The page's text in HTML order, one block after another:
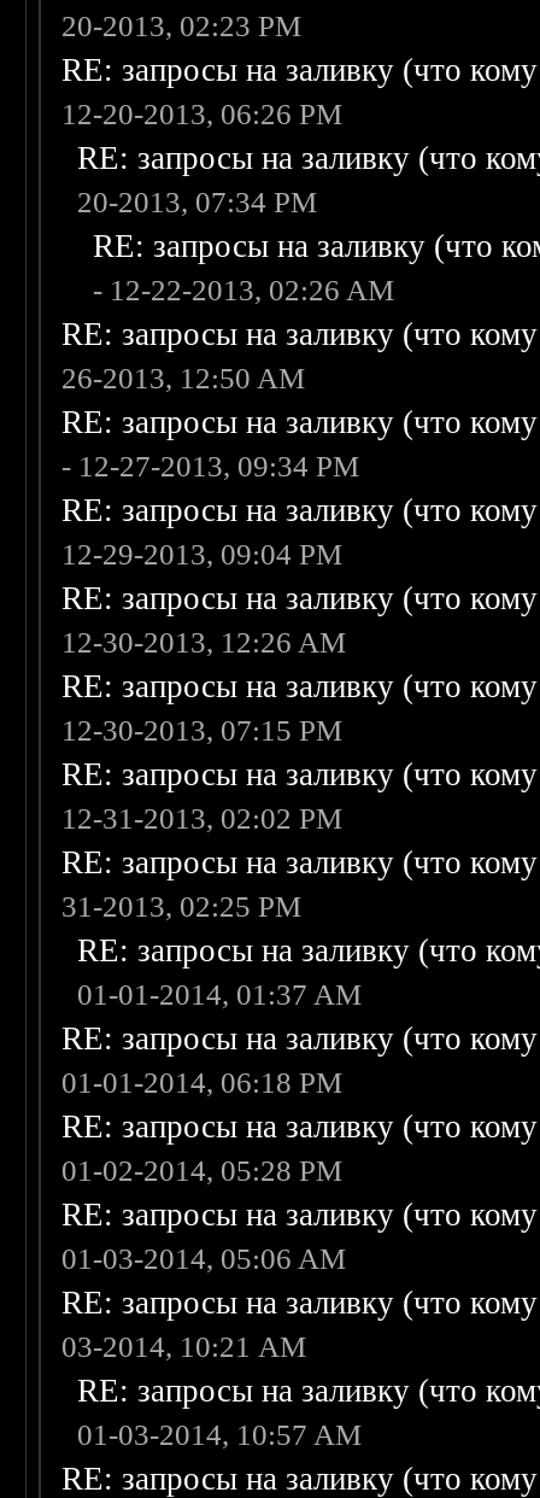
20-2013, 02:23 PM
RE: запросы на заливку (что
12-20-2013, 06:26 PM
RE: запросы на заливку (что
20-2013, 07:34 PM
RE: запросы на заливку (что
- 12-22-2013, 02:26 AM
RE: запросы на заливку (что
26-2013, 12:50 AM
RE: запросы на заливку (что
- 12-27-2013, 09:34 PM
RE: запросы на заливку (что
12-29-2013, 09:04 PM
RE: запросы на заливку (что
12-30-2013, 12:26 AM
RE: запросы на заливку (что
12-30-2013, 07:15 PM
RE: запросы на заливку (что
12-31-2013, 02:02 PM
RE: запросы на заливку (что
31-2013, 02:25 PM
RE: запросы на заливку (что
01-01-2014, 01:37 AM
RE: запросы на заливку (что
01-01-2014, 06:18 PM
RE: запросы на заливку (что
01-02-2014, 05:28 PM
RE: запросы на заливку (что
01-03-2014, 05:06 AM
RE: запросы на заливку (что
03-2014, 10:21 AM
RE: запросы на заливку (что
01-03-2014, 10:57 AM
RE: запросы на заливку (что